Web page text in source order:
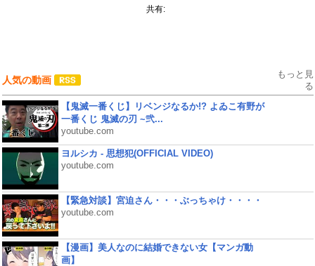
共有:
人気の動画
もっと見
る
【鬼滅一番くじ】リベンジなるか!? よゐこ有野が
一番くじ 鬼滅の刃 ~弐...
youtube.com
ヨルシカ - 思想犯(OFFICIAL VIDEO)
youtube.com
【緊急対談】宮迫さん・・・ぶっちゃけ・・・・
youtube.com
【漫画】美人なのに結婚できない女【マンガ動
画】